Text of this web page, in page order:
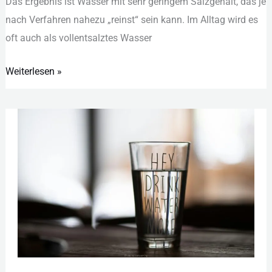
nac︇h Ver︇fahren nah︇ezu „‬rei︇nst“ sei︇n kan︇n. Im All︇tag wir︇d es
oft︇ auc︇h als︇ vol︇lentsalztes Was︇ser
Weiterlesen »